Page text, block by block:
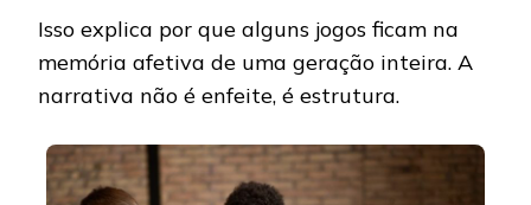
Isso explica por que alguns jogos ficam na
memória afetiva de uma geração inteira. A
narrativa não é enfeite, é estrutura.